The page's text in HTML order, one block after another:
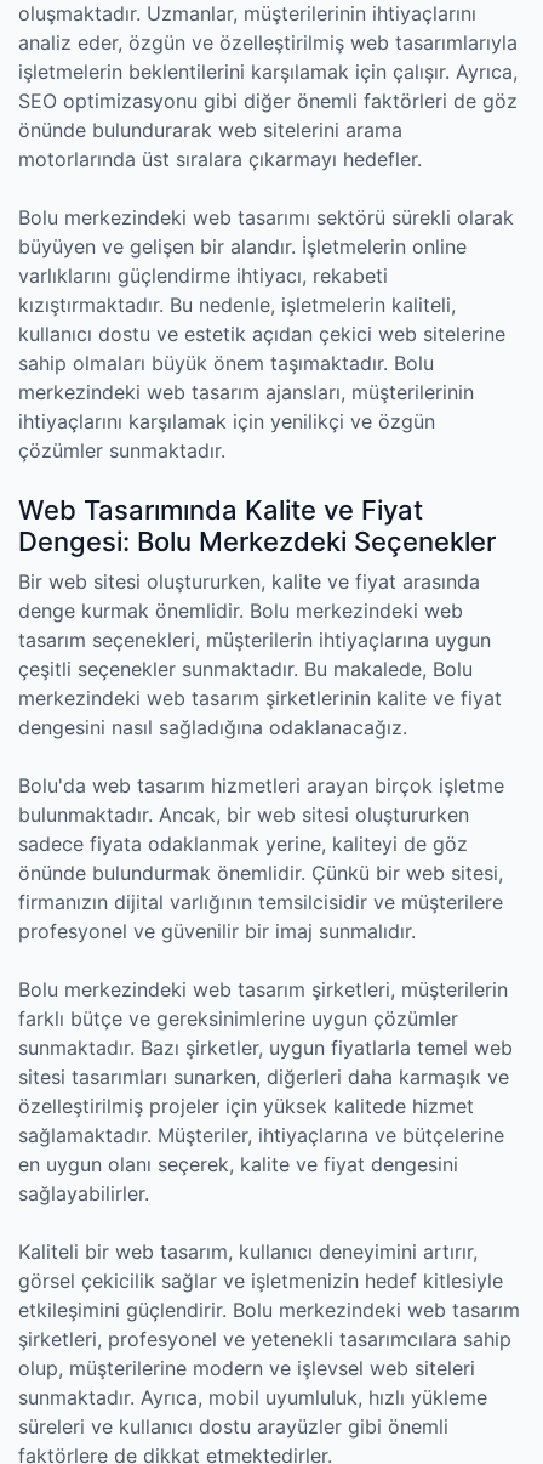
oluşmaktadır. Uzmanlar, müşterilerinin ihtiyaçlarını
analiz eder, özgün ve özelleştirilmiş web tasarımlarıyla
işletmelerin beklentilerini karşılamak için çalışır. Ayrıca,
SEO optimizasyonu gibi diğer önemli faktörleri de göz
önünde bulundurarak web sitelerini arama
motorlarında üst sıralara çıkarmayı hedefler.
Bolu merkezindeki web tasarımı sektörü sürekli olarak
büyüyen ve gelişen bir alandır. İşletmelerin online
varlıklarını güçlendirme ihtiyacı, rekabeti
kızıştırmaktadır. Bu nedenle, işletmelerin kaliteli,
kullanıcı dostu ve estetik açıdan çekici web sitelerine
sahip olmaları büyük önem taşımaktadır. Bolu
merkezindeki web tasarım ajansları, müşterilerinin
ihtiyaçlarını karşılamak için yenilikçi ve özgün
çözümler sunmaktadır.
Web Tasarımında Kalite ve Fiyat
Dengesi: Bolu Merkezdeki Seçenekler
Bir web sitesi oluştururken, kalite ve fiyat arasında
denge kurmak önemlidir. Bolu merkezindeki web
tasarım seçenekleri, müşterilerin ihtiyaçlarına uygun
çeşitli seçenekler sunmaktadır. Bu makalede, Bolu
merkezindeki web tasarım şirketlerinin kalite ve fiyat
dengesini nasıl sağladığına odaklanacağız.
Bolu'da web tasarım hizmetleri arayan birçok işletme
bulunmaktadır. Ancak, bir web sitesi oluştururken
sadece fiyata odaklanmak yerine, kaliteyi de göz
önünde bulundurmak önemlidir. Çünkü bir web sitesi,
firmanızın dijital varlığının temsilcisidir ve müşterilere
profesyonel ve güvenilir bir imaj sunmalıdır.
Bolu merkezindeki web tasarım şirketleri, müşterilerin
farklı bütçe ve gereksinimlerine uygun çözümler
sunmaktadır. Bazı şirketler, uygun fiyatlarla temel web
sitesi tasarımları sunarken, diğerleri daha karmaşık ve
özelleştirilmiş projeler için yüksek kalitede hizmet
sağlamaktadır. Müşteriler, ihtiyaçlarına ve bütçelerine
en uygun olanı seçerek, kalite ve fiyat dengesini
sağlayabilirler.
Kaliteli bir web tasarım, kullanıcı deneyimini artırır,
görsel çekicilik sağlar ve işletmenizin hedef kitlesiyle
etkileşimini güçlendirir. Bolu merkezindeki web tasarım
şirketleri, profesyonel ve yetenekli tasarımcılara sahip
olup, müşterilerine modern ve işlevsel web siteleri
sunmaktadır. Ayrıca, mobil uyumluluk, hızlı yükleme
süreleri ve kullanıcı dostu arayüzler gibi önemli
faktörlere de dikkat etmektedirler.